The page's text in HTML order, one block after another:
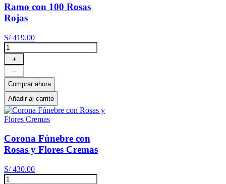
Ramo con 100 Rosas
Rojas
S/ 419.00
＋
－
Comprar ahora
Añadir al carrito
Corona Fúnebre con
Rosas y Flores Cremas
S/ 430.00